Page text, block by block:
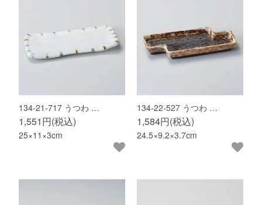
134-21-717 うつわ …
1,551円(税込)
25×11×3cm
134-22-527 うつわ …
1,584円(税込)
24.5×9.2×3.7cm